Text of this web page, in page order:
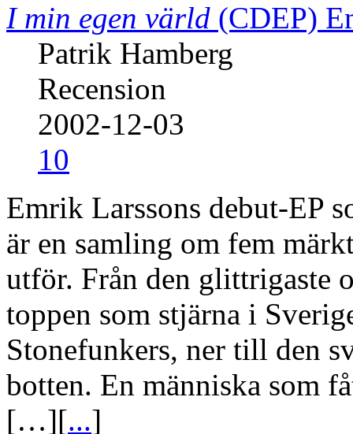
I min egen värld (CDEP)
Patrik Hamberg
Recension
2002-12-03
10
Emrik Larssons debut-EP
är en samling om fem
utför. Från den glittrigaste
toppen som stjärna i
Stonefunkers, ner till den
botten. En människa som
[…][...]